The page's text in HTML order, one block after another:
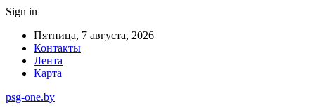
Sign in
Пятница, 7 августа, 2026
Контакты
Лента
Карта
psg-one.by